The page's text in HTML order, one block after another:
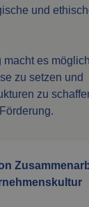
und
macht es
zu setzen und
zu